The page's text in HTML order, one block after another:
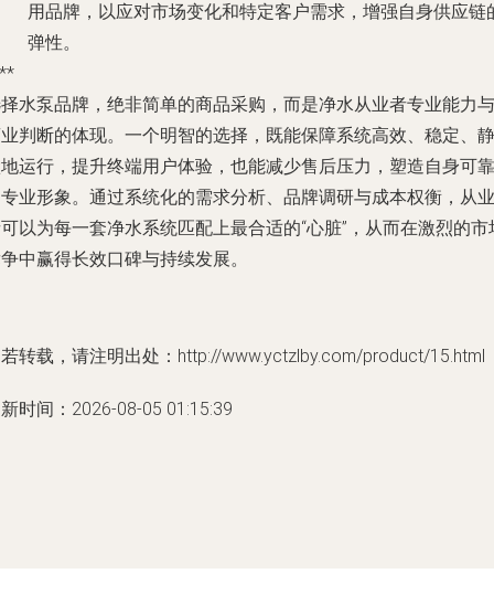
用品牌，以应对市场变化和特定客户需求，增强自身供应链
弹性。
水泵品牌，绝非简单的商品采购，而是净水从业者专业能力与
判断的体现。一个明智的选择，既能保障系统高效、稳定、静
运行，提升终端用户体验，也能减少售后压力，塑造自身可靠
业形象。通过系统化的需求分析、品牌调研与成本权衡，从业
以为每一套净水系统匹配上最合适的“心脏”，从而在激烈的市
中赢得长效口碑与持续发展。
转载，请注明出处：http://www.yctzlby.com/product/15.html
时间：2026-08-05 01:15:39